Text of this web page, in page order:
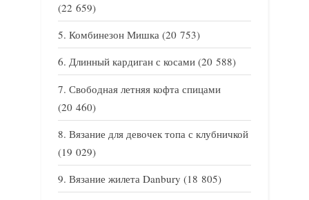
(22 659)
Комбинезон Мишка (20 753)
Длинный кардиган с косами (20 588)
Свободная летняя кофта спицами
(20 460)
Вязание для девочек топа с клубничкой
(19 029)
Вязание жилета Danbury (18 805)